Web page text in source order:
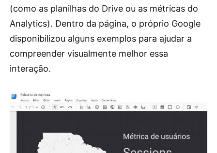
(como as planilhas do Drive ou as métricas do
Analytics). Dentro da página, o próprio Google
disponibilizou alguns exemplos para ajudar a
compreender visualmente melhor essa
interação.